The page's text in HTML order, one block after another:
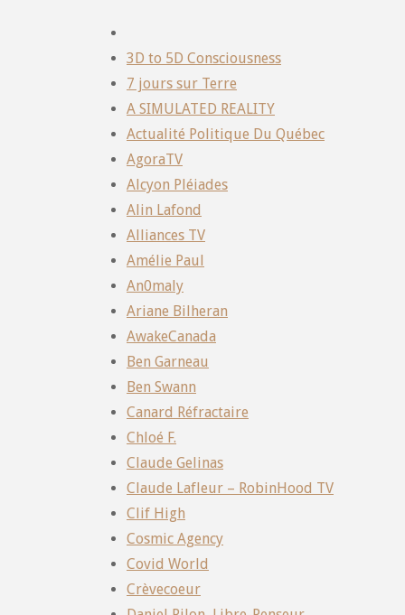
3D to 5D Consciousness
7 jours sur Terre
A SIMULATED REALITY
Actualité Politique Du Québec
AgoraTV
Alcyon Pléiades
Alin Lafond
Alliances TV
Amélie Paul
An0maly
Ariane Bilheran
AwakeCanada
Ben Garneau
Ben Swann
Canard Réfractaire
Chloé F.
Claude Gelinas
Claude Lafleur – RobinHood TV
Clif High
Cosmic Agency
Covid World
Crèvecoeur